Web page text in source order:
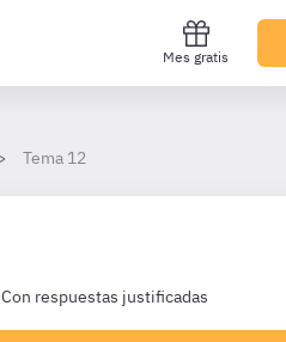
Mes gratis
Tema 12
Con respuestas justificadas